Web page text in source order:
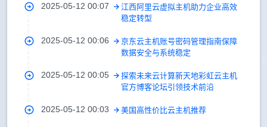
2025-05-12 00:07
江西阿里云虚拟主机助力企业高效
稳定转型
2025-05-12 00:06
京东云主机账号密码管理指南保障
数据安全与系统稳定
2025-05-12 00:05
探索未来云计算新天地彩虹云主机
官方博客论坛引领技术前沿
2025-05-12 00:03 美国高性价比云主机推荐